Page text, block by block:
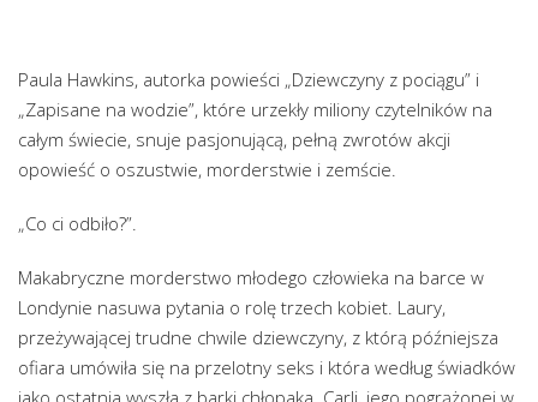
Paula Hawkins, autorka powieści „Dziewczyny z pociągu” i
„Zapisane na wodzie”, które urzekły miliony czytelników na
całym świecie, snuje pasjonującą, pełną zwrotów akcji
opowieść o oszustwie, morderstwie i zemście.
„Co ci odbiło?”.
Makabryczne morderstwo młodego człowieka na barce w
Londynie nasuwa pytania o rolę trzech kobiet. Laury,
przeżywającej trudne chwile dziewczyny, z którą późniejsza
ofiara umówiła się na przelotny seks i która według świadków
jako ostatnia wyszła z barki chłopaka. Carli, jego pogrążonej w